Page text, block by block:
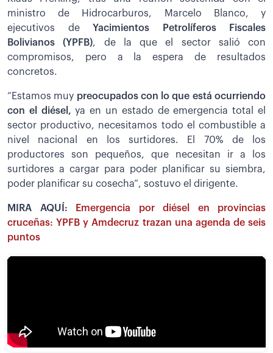
ministro de Hidrocarburos, Marcelo Blanco, y
ejecutivos de Yacimientos Petrolíferos Fiscales
Bolivianos (YPFB), de la que el sector salió con
compromisos, pero a la espera de resultados
concretos.
“Estamos muy preocupados con lo que está ocurriendo
con el diésel, ya en un estado de emergencia total el
sector productivo, necesitamos todo el combustible a
nivel nacional en los surtidores. El 70% de los
productores son pequeños, que necesitan ir a los
surtidores a cargar para poder planificar su siembra,
poder planificar su cosecha”, sostuvo el dirigente.
MIRA AQUÍ:
Emergencia por diésel en provincias
cruceñas: YPFB y Amdecruz trazan una agenda de seis
puntos